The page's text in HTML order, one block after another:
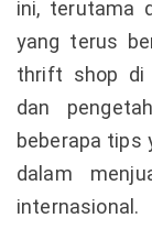
ini, terutama
yang terus
thrift shop di
dan
beberapa tips
dalam
internasional.